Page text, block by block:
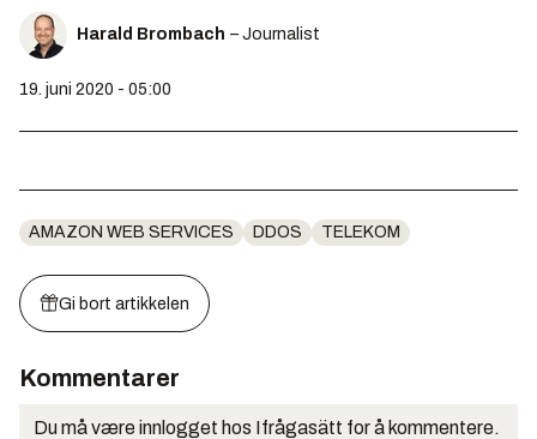
Harald Brombach – Journalist
19. juni 2020 - 05:00
AMAZON WEB SERVICES DDOS TELEKOM
Gi bort artikkelen
Kommentarer
Du må være innlogget hos Ifrågasätt for å kommentere.